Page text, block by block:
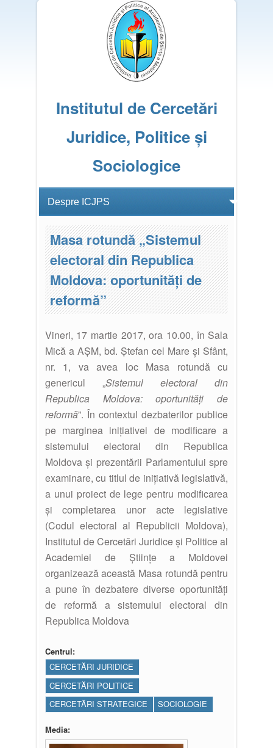
Institutul de Cercetări
Juridice, Politice și
Sociologice
Masa rotundă „Sistemul
electoral din Republica
Moldova: oportunități de
reformă”
Vineri, 17 martie 2017, ora 10.00, în Sala
Mică a AȘM, bd. Ștefan cel Mare și Sfânt,
nr. 1, va avea loc Masa rotundă cu
genericul „Sistemul electoral din
Republica Moldova: oportunități de
reformă”. În contextul dezbaterilor publice
pe marginea inițiativei de modificare a
sistemului electoral din Republica
Moldova și prezentării Parlamentului spre
examinare, cu titlul de inițiativă legislativă,
a unui proiect de lege pentru modificarea
și completarea unor acte legislative
(Codul electoral al Republicii Moldova),
Institutul de Cercetări Juridice și Politice al
Academiei de Științe a Moldovei
organizează această Masa rotundă pentru
a pune în dezbatere diverse oportunități
de reformă a sistemului electoral din
Republica Moldova
Centrul:
CERCETĂRI JURIDICE
CERCETĂRI POLITICE
CERCETĂRI STRATEGICE
SOCIOLOGIE
Media: